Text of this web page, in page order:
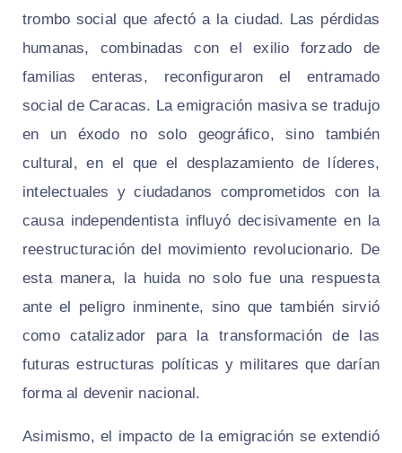
trombo social que afectó a la ciudad. Las pérdidas
humanas, combinadas con el exilio forzado de
familias enteras, reconfiguraron el entramado
social de Caracas. La emigración masiva se tradujo
en un éxodo no solo geográfico, sino también
cultural, en el que el desplazamiento de líderes,
intelectuales y ciudadanos comprometidos con la
causa independentista influyó decisivamente en la
reestructuración del movimiento revolucionario. De
esta manera, la huida no solo fue una respuesta
ante el peligro inminente, sino que también sirvió
como catalizador para la transformación de las
futuras estructuras políticas y militares que darían
forma al devenir nacional.
Asimismo, el impacto de la emigración se extendió